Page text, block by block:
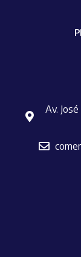
Av.